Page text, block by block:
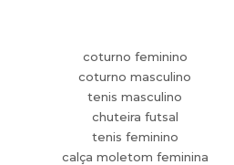
coturno feminino
coturno masculino
tenis masculino
chuteira futsal
tenis feminino
calça moletom feminina